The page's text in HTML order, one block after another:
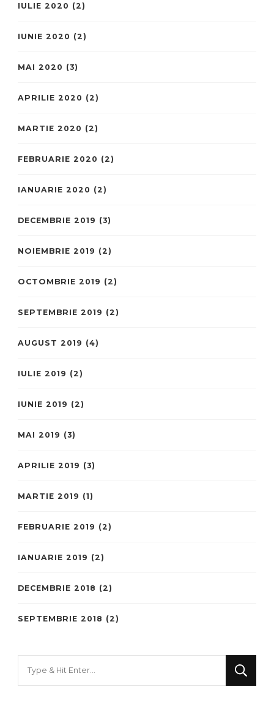
IULIE 2020 (2)
IUNIE 2020 (2)
MAI 2020 (3)
APRILIE 2020 (2)
MARTIE 2020 (2)
FEBRUARIE 2020 (2)
IANUARIE 2020 (2)
DECEMBRIE 2019 (3)
NOIEMBRIE 2019 (2)
OCTOMBRIE 2019 (2)
SEPTEMBRIE 2019 (2)
AUGUST 2019 (4)
IULIE 2019 (2)
IUNIE 2019 (2)
MAI 2019 (3)
APRILIE 2019 (3)
MARTIE 2019 (1)
FEBRUARIE 2019 (2)
IANUARIE 2019 (2)
DECEMBRIE 2018 (2)
SEPTEMBRIE 2018 (2)